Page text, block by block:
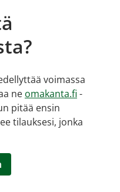
voimassa
ne omakanta.fi -
pitää ensin
tilauksesi, jonka